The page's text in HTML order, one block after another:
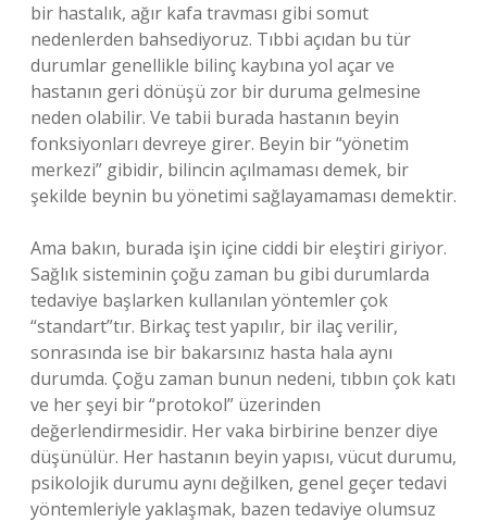
bir hastalık, ağır kafa travması gibi somut
nedenlerden bahsediyoruz. Tıbbi açıdan bu tür
durumlar genellikle bilinç kaybına yol açar ve
hastanın geri dönüşü zor bir duruma gelmesine
neden olabilir. Ve tabii burada hastanın beyin
fonksiyonları devreye girer. Beyin bir “yönetim
merkezi” gibidir, bilincin açılmaması demek, bir
şekilde beynin bu yönetimi sağlayamaması demektir.
Ama bakın, burada işin içine ciddi bir eleştiri giriyor.
Sağlık sisteminin çoğu zaman bu gibi durumlarda
tedaviye başlarken kullanılan yöntemler çok
“standart”tır. Birkaç test yapılır, bir ilaç verilir,
sonrasında ise bir bakarsınız hasta hala aynı
durumda. Çoğu zaman bunun nedeni, tıbbın çok katı
ve her şeyi bir “protokol” üzerinden
değerlendirmesidir. Her vaka birbirine benzer diye
düşünülür. Her hastanın beyin yapısı, vücut durumu,
psikolojik durumu aynı değilken, genel geçer tedavi
yöntemleriyle yaklaşmak, bazen tedaviye olumsuz